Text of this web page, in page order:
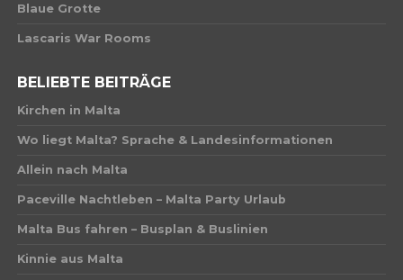
Blaue Grotte
Lascaris War Rooms
BELIEBTE BEITRÄGE
Kirchen in Malta
Wo liegt Malta? Sprache & Landesinformationen
Allein nach Malta
Paceville Nachtleben – Malta Party Urlaub
Malta Bus fahren – Busplan & Buslinien
Kinnie aus Malta